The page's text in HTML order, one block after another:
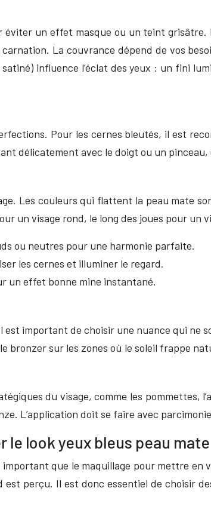
éviter un effet masque ou un teint
La couvrance dépend de vos
influence l’éclat des yeux : un fini
Pour les cernes bleutés, il est
délicatement avec le doigt ou un
Les couleurs qui flattent la peau mate
un visage rond, le long des joues pour un
ou neutres pour une harmonie parfaite.
les cernes et illuminer le regard.
un effet bonne mine instantané.
important de choisir une nuance qui
bronzer sur les zones où le soleil frappe
du visage, comme les pommettes,
L’application doit se faire avec
look yeux bleus peau mate
que le maquillage pour mettre en
perçu. Il est donc essentiel de choisir